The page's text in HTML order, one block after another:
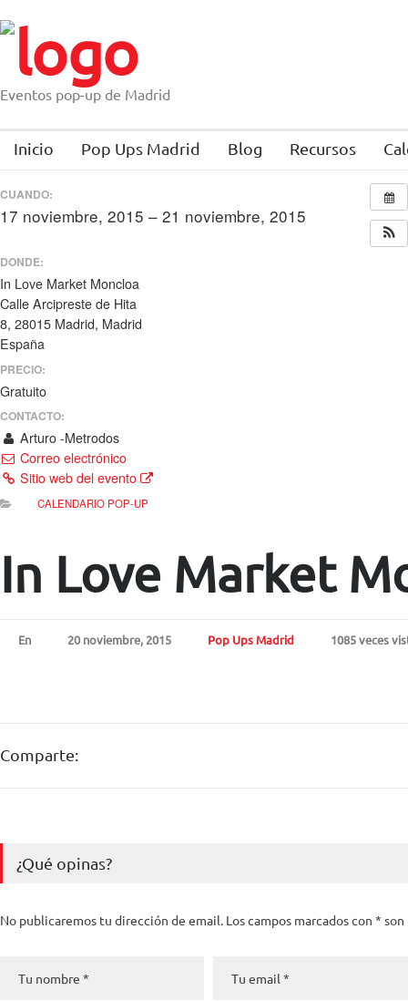
Eventos pop-up de Madrid
Inicio Pop Ups Madrid Blog Recursos
CUANDO:
17 noviembre, 2015 – 21 noviembre, 2015
DONDE:
In Love Market Moncloa
Calle Arcipreste de Hita
8, 28015 Madrid, Madrid
España
PRECIO:
Gratuito
CONTACTO:
Arturo -Metrodos
Correo electrónico
Sitio web del evento
CALENDARIO POP-UP
In Love Market
En 20 noviembre, 2015 Pop Ups Madrid 1085 veces
Comparte:
¿Qué opinas?
No publicaremos tu dirección de email. Los campos marcados con * son